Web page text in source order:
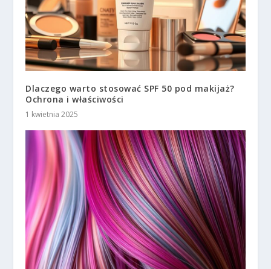
Dlaczego warto stosować SPF 50 pod makijaż?
Ochrona i właściwości
1 kwietnia 2025